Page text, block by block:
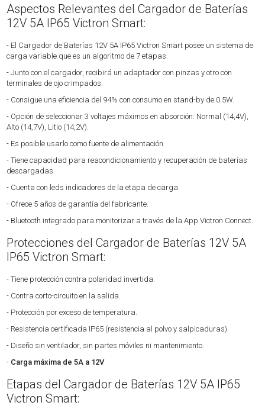
Aspectos Relevantes del Cargador de Baterías
12V 5A IP65 Victron Smart:
- El Cargador de Baterías 12V 5A IP65 Victron Smart posee un sistema de
carga variable que es un algoritmo de 7 etapas.
- Junto con el cargador, recibirá un adaptador con pinzas y otro con
terminales de ojo crimpados.
- Consigue una eficiencia del 94% con consumo en stand-by de 0.5W.
- Opción de seleccionar 3 voltajes máximos en absorción: Normal (14,4V),
Alto (14,7V), Litio (14,2V).
- Es posible usarlo como fuente de alimentación.
- Tiene capacidad para reacondicionamiento y recuperación de baterías
descargadas.
- Cuenta con leds indicadores de la etapa de carga.
- Ofrece 5 años de garantía del fabricante.
- Bluetooth integrado para monitorizar a través de la App Victron Connect.
Protecciones del Cargador de Baterías 12V 5A
IP65 Victron Smart:
- Tiene protección contra polaridad invertida.
- Contra corto-circuito en la salida.
- Protección por exceso de temperatura.
- Resistencia certificada IP65 (resistencia al polvo y salpicaduras).
- Diseño sin ventilador, sin partes móviles ni mantenimiento.
- Carga máxima de 5A a 12V
Etapas del Cargador de Baterías 12V 5A IP65
Victron Smart: